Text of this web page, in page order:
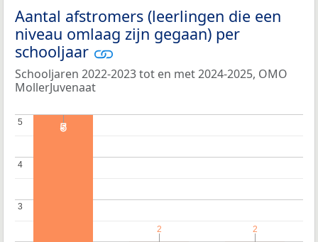
Aantal afstromers (leerlingen die een
niveau omlaag zijn gegaan) per
schooljaar
Schooljaren 2022-2023 tot en met 2024-2025, OMO
MollerJuvenaat
3
3
4
4
5
5
5
5
2
2 2
2